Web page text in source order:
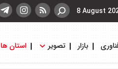
8 August
بازار تصویر استان ها